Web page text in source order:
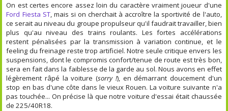
On est certes encore assez loin du caractère vraiment joueur d'une
Ford Fiesta ST, mais si on cherchait à accroître la sportivité de l'auto,
ce serait au niveau du groupe propulseur qu'il faudrait travailler, bien
plus qu'au niveau des trains roulants. Les fortes accélérations
restent pénalisées par la transmission à variation continue, et le
feeling du freinage reste trop artificiel. Notre seule critique envers les
suspensions, dont le compromis confort/tenue de route est très bon,
sera en fait dans la faiblesse de la garde au sol. Nous avons en effet
légèrement râpé la voiture (sorry !), en démarrant doucement d'un
stop en bas d'une côte dans le vieux Rouen. La voiture suivante n'a
pas touchée... On précise là que notre voiture d'essai était chaussée
de 225/40R18.